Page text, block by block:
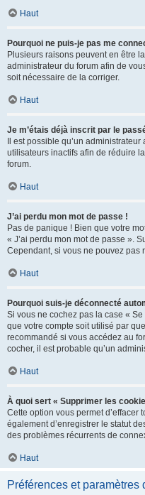
Haut
Pourquoi ne puis-je pas me
Plusieurs raisons peuvent en être
administrateur du forum afin de
soit nécessaire de la corriger.
Haut
Je m’étais déjà inscrit par le
Il est possible qu’un
utilisateurs inactifs afin de réduire
forum.
Haut
J’ai perdu mon mot de passe !
Pas de panique ! Bien que votre
« J’ai perdu mon mot de passe ».
Cependant, si vous ne pouvez pas
Haut
Pourquoi suis-je déconnecté
Si vous ne cochez pas la case «
que votre compte soit utilisé par
recommandé si vous accédez au
cocher, il est probable qu’un
Haut
À quoi sert « Supprimer les
Cette option vous permet
également d’enregistrer le statut
des problèmes récurrents de
Haut
Préférences et paramètres